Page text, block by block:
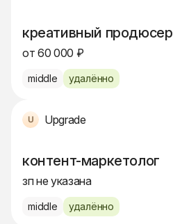
креативный продюсер
от 60 000 ₽
middle удалённо
Upgrade
контент-маркетолог
зп не указана
middle удалённо